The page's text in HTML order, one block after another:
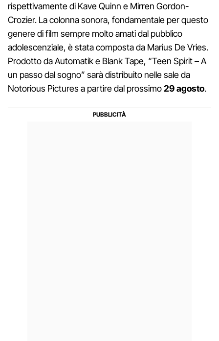
rispettivamente di Kave Quinn e Mirren Gordon-
Crozier. La colonna sonora, fondamentale per questo
genere di film sempre molto amati dal pubblico
adolescenziale, è stata composta da Marius De Vries.
Prodotto da Automatik e Blank Tape, “Teen Spirit – A
un passo dal sogno” sarà distribuito nelle sale da
Notorious Pictures a partire dal prossimo29 agosto.